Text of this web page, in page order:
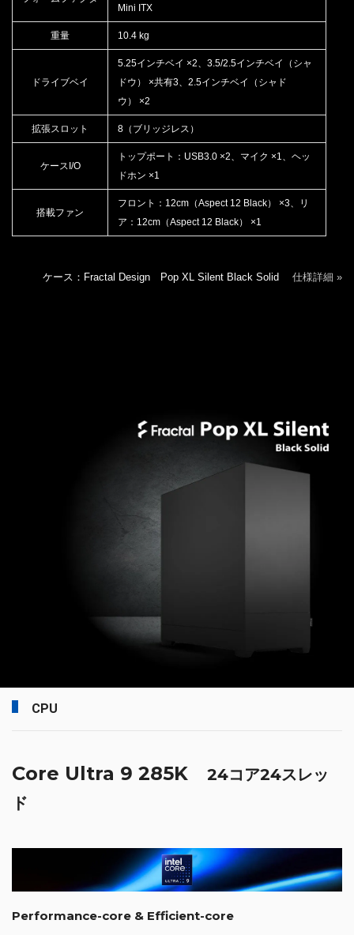
Mini ITX
重量 10.4 kg
ドライブベイ
5.25インチベイ ×2、3.5/2.5インチベイ（シャ
ドウ） ×共有3、2.5インチベイ（シャド
ウ） ×2
拡張スロット 8（ブリッジレス）
ケースI/O
トップポート：USB3.0 ×2、マイク ×1、ヘッ
ドホン ×1
搭載ファン
フロント：12cm（Aspect 12 Black） ×3、リ
ア：12cm（Aspect 12 Black） ×1
ケース：Fractal Design Pop XL Silent Black Solid 仕様詳細 »
CPU
Core Ultra 9 285K 24コア24スレッ
ド
Performance-core & Efficient-core